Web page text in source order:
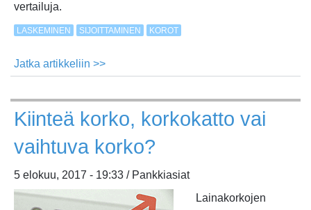
vertailuja.
LASKEMINEN SIJOITTAMINEN KOROT
Jatka artikkeliin >>
lasketaan
prosentti?
Kiinteä korko, korkokatto vai
vaihtuva korko?
5 elokuu, 2017 - 19:33 / Pankkiasiat
Lainakorkojen